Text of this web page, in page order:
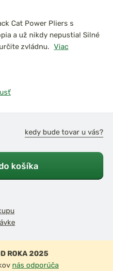
Cat Power Pliers s
a už nikdy nepustia! Silné
zvládnu. Viac
kedy bude tovar u vás?
košíka
ROKA 2025
nás odporúča